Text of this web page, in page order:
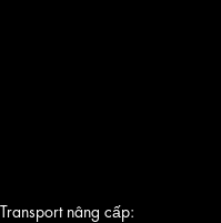
nâng cấp: